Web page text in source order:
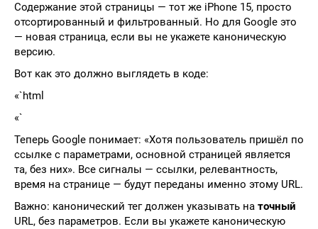
Содержание этой страницы — тот же iPhone 15, просто
отсортированный и фильтрованный. Но для Google это
— новая страница, если вы не укажете каноническую
версию.
Вот как это должно выглядеть в коде:
«`html
«`
Теперь Google понимает: «Хотя пользователь пришёл по
ссылке с параметрами, основной страницей является
та, без них». Все сигналы — ссылки, релевантность,
время на странице — будут переданы именно этому URL.
Важно: канонический тег должен указывать на точный
URL, без параметров. Если вы укажете каноническую